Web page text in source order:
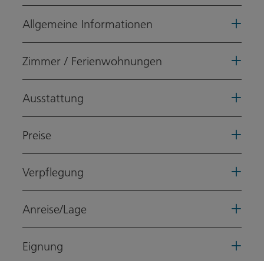
Allgemeine Informationen
Zimmer / Ferienwohnungen
Ausstattung
Preise
Verpflegung
Anreise/Lage
Eignung